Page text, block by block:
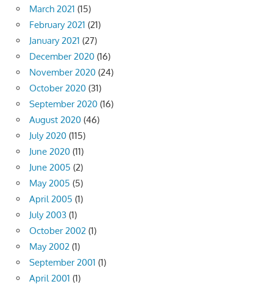
March 2021 (15)
February 2021 (21)
January 2021 (27)
December 2020 (16)
November 2020 (24)
October 2020 (31)
September 2020 (16)
August 2020 (46)
July 2020 (115)
June 2020 (11)
June 2005 (2)
May 2005 (5)
April 2005 (1)
July 2003 (1)
October 2002 (1)
May 2002 (1)
September 2001 (1)
April 2001 (1)